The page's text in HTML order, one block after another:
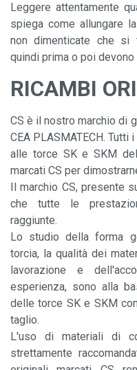
Leggere attentamente
spiega come allungare
non dimenticate che si
quindi prima o poi
RICAMBI
CS è il nostro marchio di
CEA PLASMATECH.
alle torce SK e SKM
marcati CS per
Il marchio CS, presente
che tutte le
raggiunte.
Lo studio della forma
torcia, la qualità dei
lavorazione e
esperienza, sono alla
delle torce SK e SKM
taglio.
L'uso di materiali di
strettamente